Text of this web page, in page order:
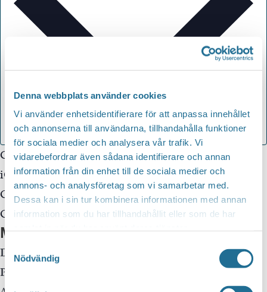
Denna webbplats använder cookies
Vi använder enhetsidentifierare för att anpassa innehållet
och annonserna till användarna, tillhandahålla funktioner
för sociala medier och analysera vår trafik. Vi
vidarebefordrar även sådana identifierare och annan
information från din enhet till de sociala medier och
annons- och analysföretag som vi samarbetar med.
Dessa kan i sin tur kombinera informationen med annan
information som du har tillhandahållit eller som de har
Nödvändig
Google Kalender
iCalendar
Outlook 365
Outlook Live
Mer info
Datum: 3 september, 2025 kl 16:00
Plats: